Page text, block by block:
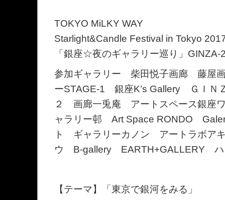
TOKYO MiLKY WAY
Starlight&Candle Festival in Tokyo
「銀座☆夜のギャラリー巡り」GINZA-
参加ギャラリー 柴田悦子画廊 藤屋
ーSTAGE-1 銀座K’s Gallery ＧＩＮ
２ 画廊一兎庵 アートスペース銀
ャラリー邨 Art Space RONDO
ト ギャラリーカノン アートラボア
ウ B-gallery EARTH+GALLERY ハ
【テーマ】「東京で銀河をみる」